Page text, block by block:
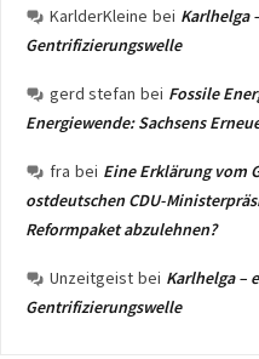
KarlderKleine bei Karlhelga
Gentrifizierungswelle
gerd stefan bei Fossile
Energiewende: Sachsens
fra bei Eine Erklärung vom
ostdeutschen CDU-
Reformpaket abzulehnen?
Unzeitgeist bei Karlhelga –
Gentrifizierungswelle